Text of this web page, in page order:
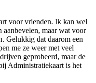
voor vrienden. Ik kan wel
aanbevelen, maar wat voor
Gelukkig dat daarom een
me ze weer met veel
geprobeerd, maar de
Administratiekaart is het